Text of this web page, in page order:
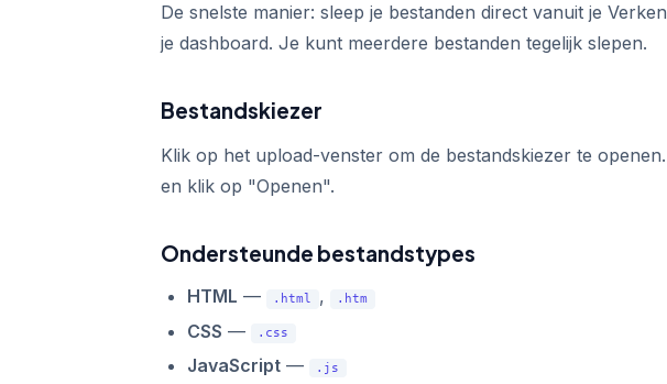
De snelste manier: sleep je bestanden direct vanuit je
je dashboard. Je kunt meerdere bestanden tegelijk slepen.
Bestandskiezer
Klik op het upload-venster om de bestandskiezer te
en klik op "Openen".
Ondersteunde bestandstypes
HTML — .html , .htm
CSS — .css
JavaScript — .js